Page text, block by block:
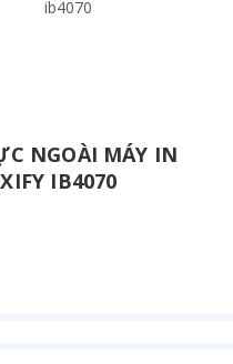
NGOÀI MÁY IN
IB4070